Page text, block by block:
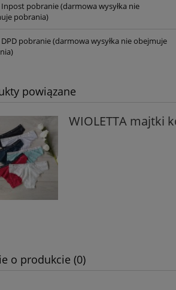
pobranie(darmowa wysyłka nie
pobrania)
pobranie(darmowa wysyłka nie obejmuje
powiązane
WIOLETTA majtki
o produkcie (0)